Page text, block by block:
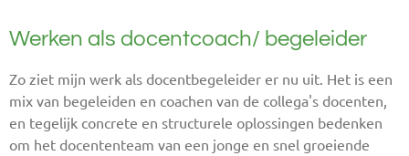
Werken als docentcoach/ begeleider
Zo ziet mijn werk als docentbegeleider er nu uit. Het is een
mix van begeleiden en coachen van de collega's docenten,
en tegelijk concrete en structurele oplossingen bedenken
om het docententeam van een jonge en snel groeiende